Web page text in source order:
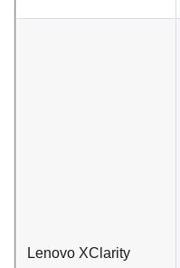
Lenovo XClarity